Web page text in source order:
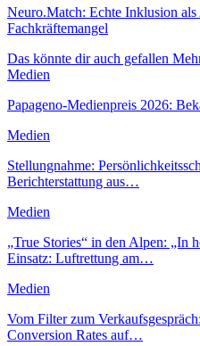
Neuro.Match: Echte Inklusion
Fachkräftemangel
Das könnte dir auch gefallen
Medien
Papageno-Medienpreis 2026:
Medien
Stellungnahme:
Berichterstattung aus…
Medien
„True Stories“ in den Alpen: „In
Einsatz: Luftrettung am…
Medien
Vom Filter zum
Conversion Rates auf…